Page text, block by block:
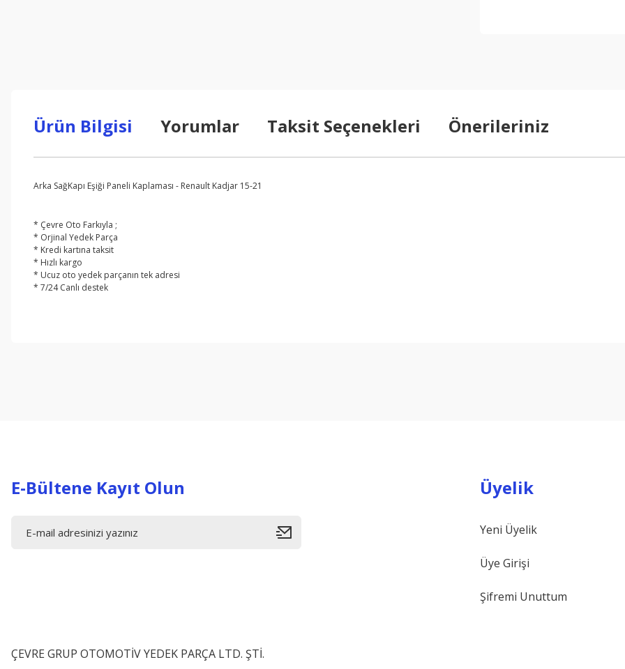
Ürün Bilgisi Yorumlar Taksit Seçenekleri Önerileriniz
Arka SağKapı Eşiği Paneli Kaplaması - Renault Kadjar 15-21
* Çevre Oto Farkıyla ;
* Orjinal Yedek Parça
* Kredi kartına taksit
* Hızlı kargo
* Ucuz oto yedek parçanın tek adresi
* 7/24 Canlı destek
E-Bültene Kayıt Olun
ÇEVRE GRUP OTOMOTİV YEDEK PARÇA LTD. ŞTİ.
Üyelik
Yeni Üyelik
Üye Girişi
Şifremi Unuttum